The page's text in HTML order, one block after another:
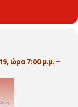
ώρα 7:00 μ.μ. –